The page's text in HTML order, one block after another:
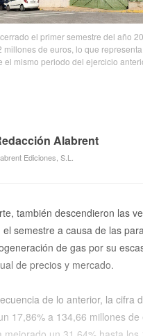
el primer semestre del año
millones de euros, lo que
el mismo periodo del ejercicio
Alabrent
Ediciones, S.L.
también descendieron las
semestre a causa de las
de gas por su
de precios y mercado.
de lo anterior, la cifra
17,86% a 134,66 millones